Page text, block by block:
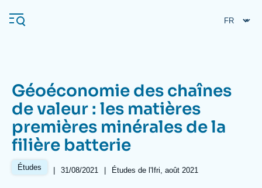
au
contenu
Navigation
principale
L'Ifri
Analyses
Géoéconomie des chaînes
de valeur : les matières
premières minérales de la
filière batterie
Études |
Date
31/08/2021 | Références
Études de l'Ifri, août 2021